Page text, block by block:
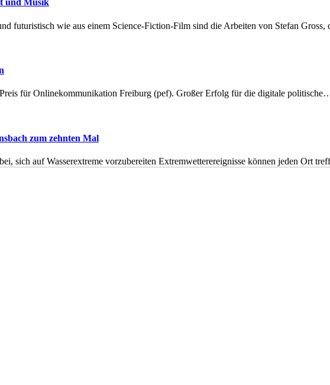
und Musik
futuristisch wie aus einem Science-Fiction-Film sind die Arbeiten von Stefan
für Onlinekommunikation Freiburg (pef). Großer Erfolg für die digitale
zum zehnten Mal
sich auf Wasserextreme vorzubereiten Extremwetterereignisse können jeden Ort